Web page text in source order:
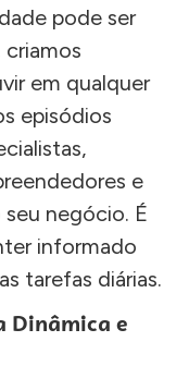
pode ser
criamos
em qualquer
episódios
e
seu negócio. É
informado
tarefas diárias.
Dinâmica e